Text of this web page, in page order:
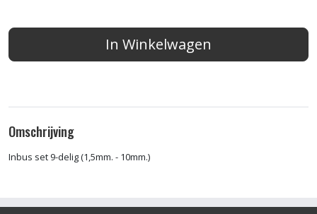
In Winkelwagen
Omschrijving
Inbus set 9-delig (1,5mm. - 10mm.)